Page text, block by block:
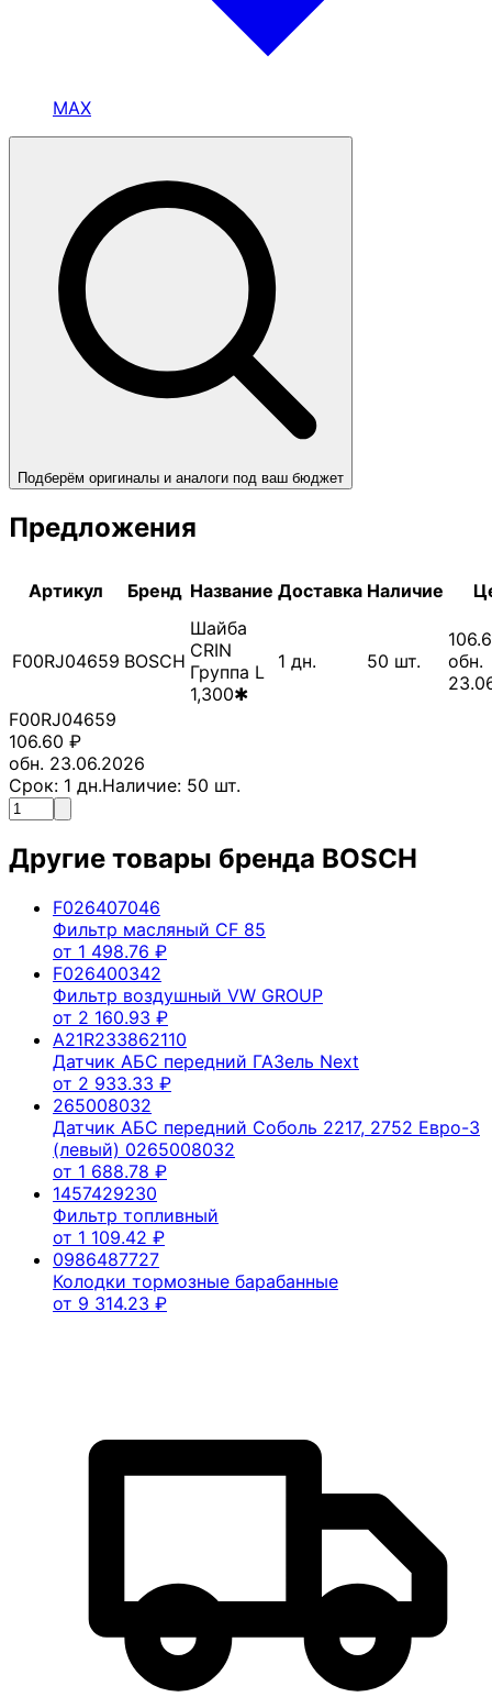
MAX
Подберём оригиналы и аналоги под ваш бюджет
Предложения
Артикул Бренд Название Доставка Наличие
F00RJ04659 BOSCH
Шайба
CRIN
Группа L
1,300✱
1 дн. 50 шт.
обн.
F00RJ04659
106.60 ₽
обн. 23.06.2026
Срок: 1 дн.Наличие: 50 шт.
Другие товары бренда BOSCH
F026407046
Фильтр масляный CF 85
от 1 498.76 ₽
F026400342
Фильтр воздушный VW GROUP
от 2 160.93 ₽
A21R233862110
Датчик АБС передний ГАЗель Next
от 2 933.33 ₽
265008032
Датчик АБС передний Соболь 2217, 2752 Евро-3
(левый) 0265008032
от 1 688.78 ₽
1457429230
Фильтр топливный
от 1 109.42 ₽
0986487727
Колодки тормозные барабанные
от 9 314.23 ₽